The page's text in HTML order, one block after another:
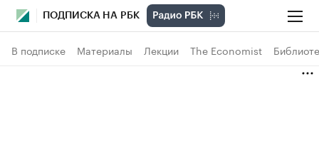
ПОДПИСКА НА РБК
В подписке Материалы Лекции The Economist